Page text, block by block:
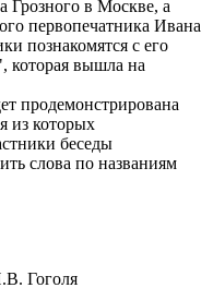
Грозного в Москве, а
первопечатника Ивана
познакомятся с его
которая вышла на
продемонстрирована
из которых
беседы
слова по названиям
Гоголя